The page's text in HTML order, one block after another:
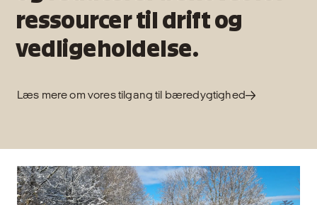
ressourcer til drift og
vedligeholdelse.
Læs mere om vores tilgang til bæredygtighed